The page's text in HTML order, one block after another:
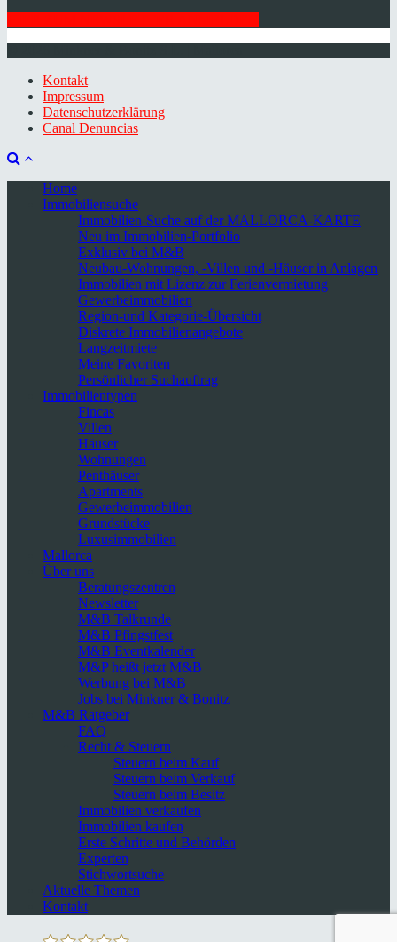
Kontakt
Impressum
Datenschutzerklärung
Canal Denuncias
Home
Immobiliensuche
Immobilien-Suche auf der MALLORCA-KARTE
Neu im Immobilien-Portfolio
Exklusiv bei M&B
Neubau-Wohnungen, -Villen und -Häuser in Anlagen
Immobilien mit Lizenz zur Ferienvermietung
Gewerbeimmobilien
Region-und Kategorie-Übersicht
Diskrete Immobilienangebote
Langzeitmiete
Meine Favoriten
Persönlicher Suchauftrag
Immobilientypen
Fincas
Villen
Häuser
Wohnungen
Penthäuser
Apartments
Gewerbeimmobilien
Grundstücke
Luxusimmobilien
Mallorca
Über uns
Beratungszentren
Newsletter
M&B Talkrunde
M&B Pfingstfest
M&B Eventkalender
M&P heißt jetzt M&B
Werbung bei M&B
Jobs bei Minkner & Bonitz
M&B Ratgeber
FAQ
Recht & Steuern
Steuern beim Kauf
Steuern beim Verkauf
Steuern beim Besitz
Immobilien verkaufen
Immobilien kaufen
Erste Schritte und Behörden
Experten
Stichwortsuche
Aktuelle Themen
Kontakt